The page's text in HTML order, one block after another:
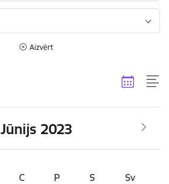
Aizvērt
Jūnijs 2023
C P S
Sv